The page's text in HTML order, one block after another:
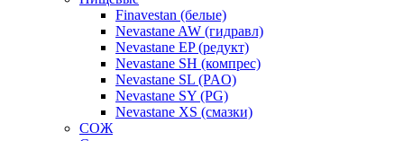
Finavestan (белые)
Nevastane AW (гидравл)
Nevastane EP (редукт)
Nevastane SH (компрес)
Nevastane SL (PAO)
Nevastane SY (PG)
Nevastane XS (смазки)
СОЖ